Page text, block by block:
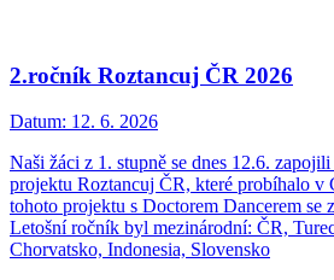
2.ročník Roztancuj ČR 2026
Datum: 12. 6. 2026
Naši žáci z 1. stupně se dnes 12.6.
projektu Roztancuj ČR, které probíhalo v
tohoto projektu s Doctorem Dancerem se
Letošní ročník byl mezinárodní: ČR,
Chorvatsko, Indonesia, Slovensko